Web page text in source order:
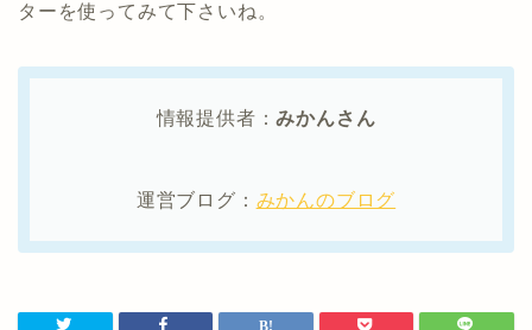
ターを使ってみて下さいね。
情報提供者 ：みかんさん
運営ブログ： みかんのブログ